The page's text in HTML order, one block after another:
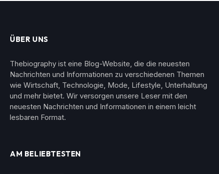
ÜBER UNS
Thebiography ist eine Blog-Website, die die neuesten
Nachrichten und Informationen zu verschiedenen Themen
wie Wirtschaft, Technologie, Mode, Lifestyle, Unterhaltung
und mehr bietet. Wir versorgen unsere Leser mit den
neuesten Nachrichten und Informationen in einem leicht
lesbaren Format.
AM BELIEBTESTEN